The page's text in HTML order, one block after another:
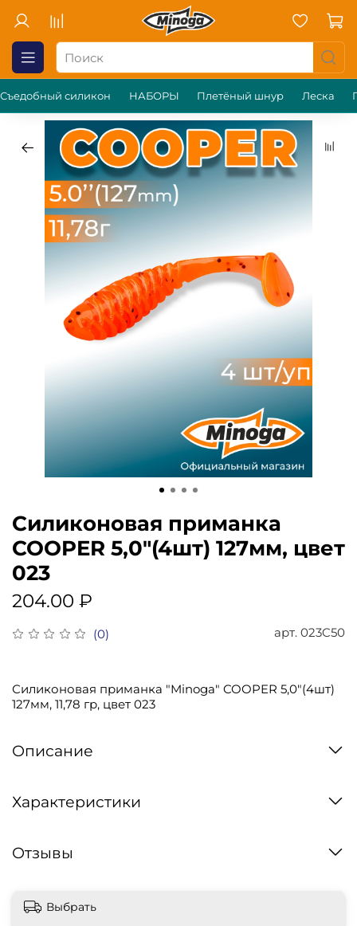
Съедобный силикон НАБОРЫ Плетёный шнур Леска
(0) арт. 023C50
Силиконовая приманка
COOPER 5,0"(4шт) 127мм, цвет
023
204.00 ₽
Силиконовая приманка "Minoga" COOPER 5,0"(4шт)
127мм, 11,78 гр, цвет 023
Описание
Характеристики
Отзывы
Выбрать